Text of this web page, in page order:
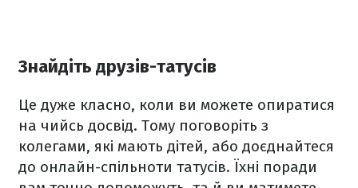
Знайдіть друзів-татусів
Це дуже класно, коли ви можете опиратися
на чийсь досвід. Тому поговоріть з
колегами, які мають дітей, або доєднайтеся
до онлайн-спільноти татусів. Їхні поради